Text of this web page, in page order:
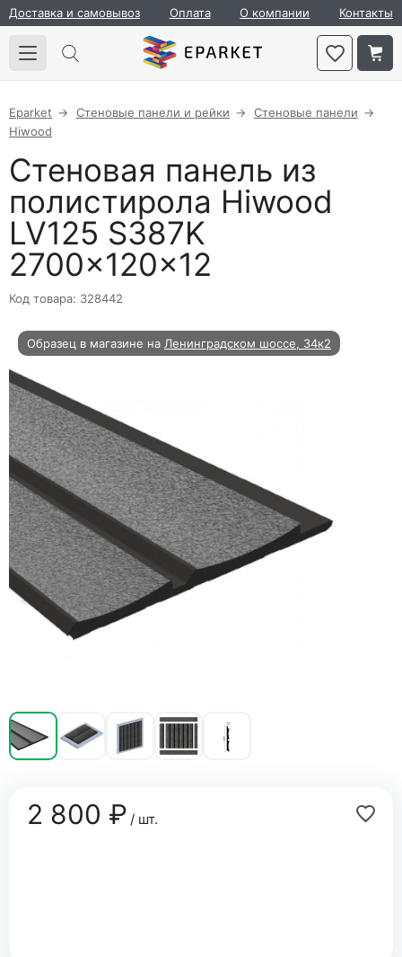
Доставка и самовывоз Оплата О компании Контакты
Eparket Стеновые панели и рейки
Стеновые панели
Hiwood
Стеновая панель из
полистирола Hiwood
LV125 S387K
2700×120×12
Код товара: 328442
Образец в магазине на Ленинградском шоссе, 34к2
2 800 ₽/ шт.